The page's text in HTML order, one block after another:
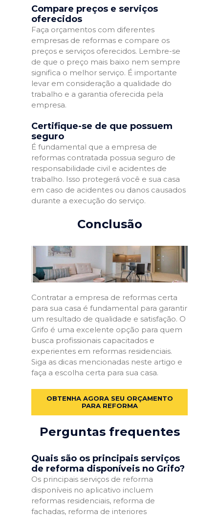
Compare preços e serviços
oferecidos
Faça orçamentos com diferentes
empresas de reformas e compare os
preços e serviços oferecidos. Lembre-se
de que o preço mais baixo nem sempre
significa o melhor serviço. É importante
levar em consideração a qualidade do
trabalho e a garantia oferecida pela
empresa.
Certifique-se de que possuem
seguro
É fundamental que a empresa de
reformas contratada possua seguro de
responsabilidade civil e acidentes de
trabalho. Isso protegerá você e sua casa
em caso de acidentes ou danos causados
durante a execução do serviço.
Conclusão
Contratar a empresa de reformas certa
para sua casa é fundamental para garantir
um resultado de qualidade e satisfação. O
Grifo é uma excelente opção para quem
busca profissionais capacitados e
experientes em reformas residenciais.
Siga as dicas mencionadas neste artigo e
faça a escolha certa para sua casa.
OBTENHA AGORA SEU ORÇAMENTO
PARA REFORMA
Perguntas frequentes
Quais são os principais serviços
de reforma disponíveis no Grifo?
Os principais serviços de reforma
disponíveis no aplicativo incluem
reformas residenciais, reforma de
fachadas, reforma de interiores